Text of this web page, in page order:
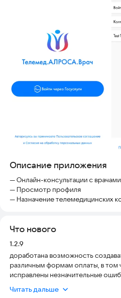
Описание приложения
— Онлайн-консультации с
— Просмотр профиля
— Назначение телемедицинских
Что нового
Версия:
1.2.9
доработана возможность
различным формам оплаты, в том
исправлены незначительные
Читать дальше